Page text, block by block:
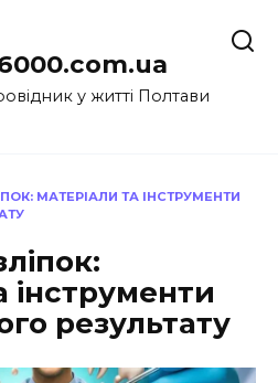
у житті Полтави
МАТЕРІАЛИ ТА ІНСТРУМЕНТИ
інструменти
результату